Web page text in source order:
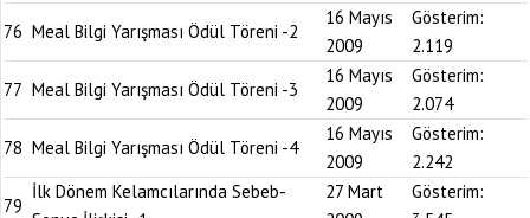
76 Meal Bilgi Yarışması Ödül Töreni -2
16 Mayıs
2009
Gösterim:
2.119
77 Meal Bilgi Yarışması Ödül Töreni -3
16 Mayıs
2009
Gösterim:
2.074
78 Meal Bilgi Yarışması Ödül Töreni -4
16 Mayıs
2009
Gösterim:
2.242
79
İlk Dönem Kelamcılarında Sebeb-
27 Mart
Gösterim: